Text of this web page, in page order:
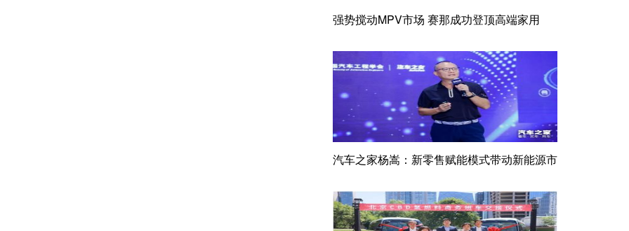
强势搅动MPV市场 赛那成功登顶高端家用
汽车之家杨嵩：新零售赋能模式带动新能源市